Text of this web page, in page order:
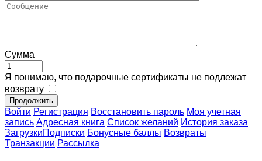
Сумма
Я понимаю, что подарочные сертификаты не подлежат
возврату
Продолжить
Войти Регистрация Восстановить пароль Моя учетная
запись Aдресная книга Список желаний История заказа
ЗагрузкиПодписки Бонусные баллы Возвраты
Транзакции Рассылка